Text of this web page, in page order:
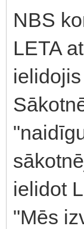
NBS
LETA
ielidot
"Mēs